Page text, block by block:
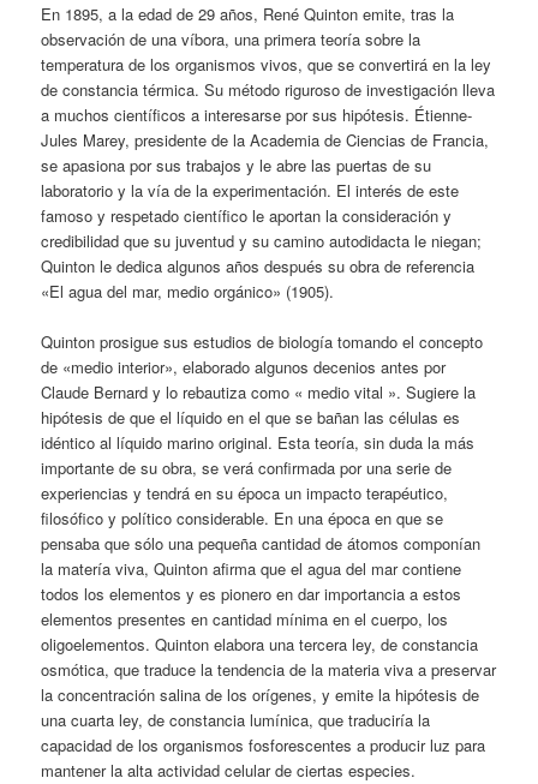
En 1895, a la edad de 29 años, René Quinton emite, tras la
observación de una víbora, una primera teoría sobre la
temperatura de los organismos vivos, que se convertirá en la ley
de constancia térmica. Su método riguroso de investigación lleva
a muchos científicos a interesarse por sus hipótesis. Étienne-
Jules Marey, presidente de la Academia de Ciencias de Francia,
se apasiona por sus trabajos y le abre las puertas de su
laboratorio y la vía de la experimentación. El interés de este
famoso y respetado científico le aportan la consideración y
credibilidad que su juventud y su camino autodidacta le niegan;
Quinton le dedica algunos años después su obra de referencia
«El agua del mar, medio orgánico» (1905).
Quinton prosigue sus estudios de biología tomando el concepto
de «medio interior», elaborado algunos decenios antes por
Claude Bernard y lo rebautiza como « medio vital ». Sugiere la
hipótesis de que el líquido en el que se bañan las células es
idéntico al líquido marino original. Esta teoría, sin duda la más
importante de su obra, se verá confirmada por una serie de
experiencias y tendrá en su época un impacto terapéutico,
filosófico y político considerable. En una época en que se
pensaba que sólo una pequeña cantidad de átomos componían
la matería viva, Quinton afirma que el agua del mar contiene
todos los elementos y es pionero en dar importancia a estos
elementos presentes en cantidad mínima en el cuerpo, los
oligoelementos. Quinton elabora una tercera ley, de constancia
osmótica, que traduce la tendencia de la materia viva a preservar
la concentración salina de los orígenes, y emite la hipótesis de
una cuarta ley, de constancia lumínica, que traduciría la
capacidad de los organismos fosforescentes a producir luz para
mantener la alta actividad celular de ciertas especies.